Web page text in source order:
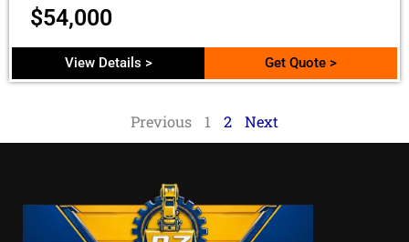
$54,000
View Details > Get Quote >
Previous 1 2 Next